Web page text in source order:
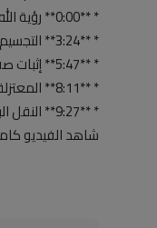
* **0:00** رؤية الله يوم القيامة: عقيدة أهل السنة.
* **3:24** التجسيم والتشبيه: فرقة قديمة حذر منها السلف.
* **5:47** إثبات صفات الله: من القرآن والسنة.
* **8:11** المعتزلة ونفي الصفات: فهم خاطئ للعقيدة.
* **9:27** النقل البشري: فهم صحيح للمعرفة.
شاهد الفيديو